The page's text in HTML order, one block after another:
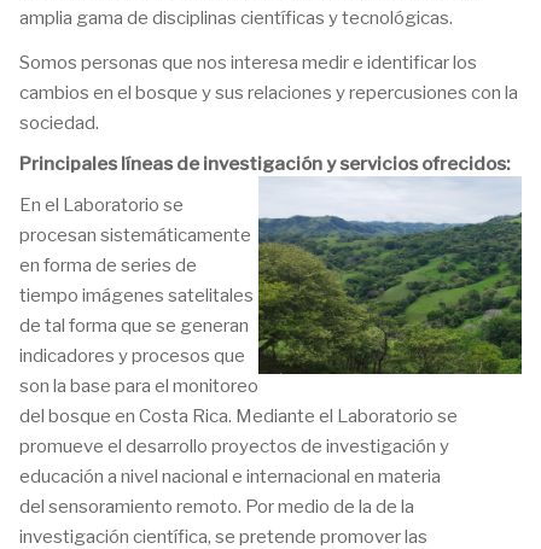
amplia gama de disciplinas científicas y tecnológicas.
Somos personas que nos interesa medir e identificar los
cambios en el bosque y sus relaciones y repercusiones con la
sociedad.
Principales líneas de investigación y servicios ofrecidos:
En el Laboratorio se
procesan sistemáticamente
en forma de series de
tiempo imágenes satelitales
de tal forma que se generan
indicadores y procesos que
son la base para el monitoreo
del bosque en Costa Rica. Mediante el Laboratorio se
promueve el desarrollo proyectos de investigación y
educación a nivel nacional e internacional en materia
del sensoramiento remoto. Por medio de la de la
investigación científica, se pretende promover las